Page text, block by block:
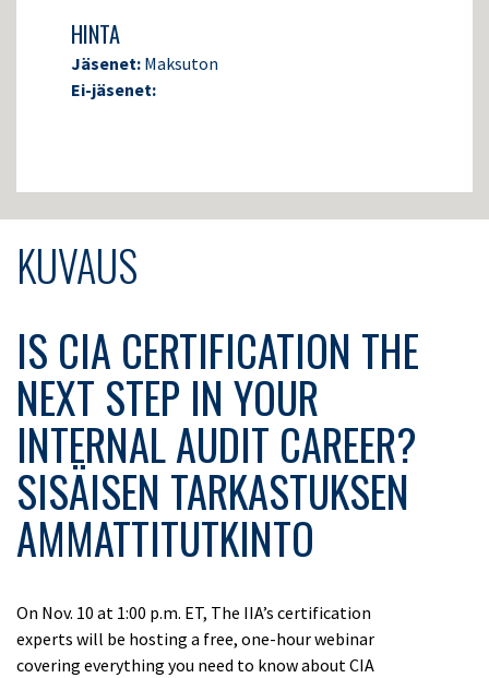
HINTA
Jäsenet: Maksuton
Ei-jäsenet:
KUVAUS
IS CIA CERTIFICATION THE
NEXT STEP IN YOUR
INTERNAL AUDIT CAREER?
SISÄISEN TARKASTUKSEN
AMMATTITUTKINTO
On Nov. 10 at 1:00 p.m. ET, The IIA’s certification
experts will be hosting a free, one-hour webinar
covering everything you need to know about CIA